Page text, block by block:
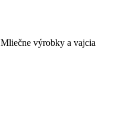
Mliečne výrobky a vajcia